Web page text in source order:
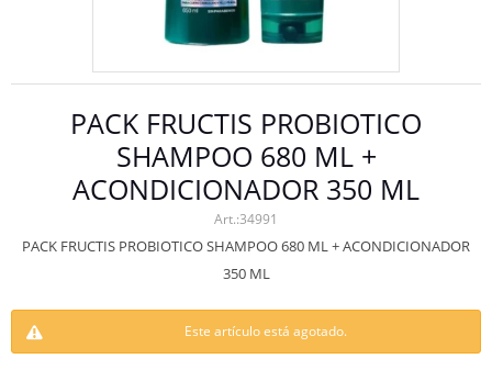
PACK FRUCTIS PROBIOTICO
SHAMPOO 680 ML +
ACONDICIONADOR 350 ML
34991
PACK FRUCTIS PROBIOTICO SHAMPOO 680 ML + ACONDICIONADOR
350 ML
Este artículo está agotado.